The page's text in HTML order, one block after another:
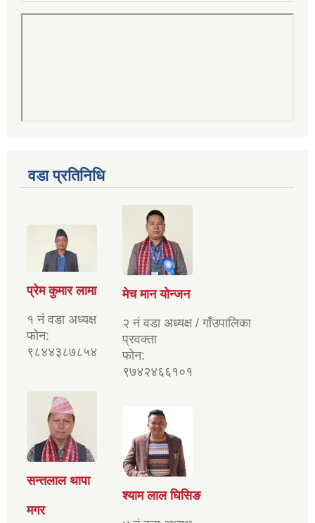
वडा प्रतिनिधि
प्रेम कुमार लामा
१ नं वडा अध्यक्ष
फोन:
९८४४३८७८५४
मेच मान योन्जन
२ नं वडा अध्यक्ष / गाँउपालिका
प्रवक्ता
फोन:
९७४२४६६१०१
सन्तलाल थापा
मगर
श्याम लाल घिसिङ